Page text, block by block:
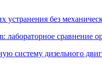
без
лабораторное сравнение
систему дизельного